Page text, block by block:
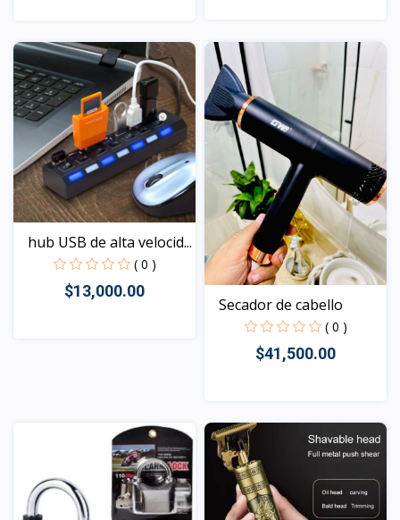
Vista Vista
hub USB de alta velocid...
( 0 )
$13,000.00
Secador de cabello
( 0 )
$41,500.00
Vista